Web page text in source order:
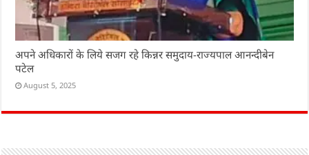
अपने अधिकारों के लिये सजग रहे किन्नर समुदाय-राज्यपाल आनन्दीबेन
पटेल
August 5, 2025